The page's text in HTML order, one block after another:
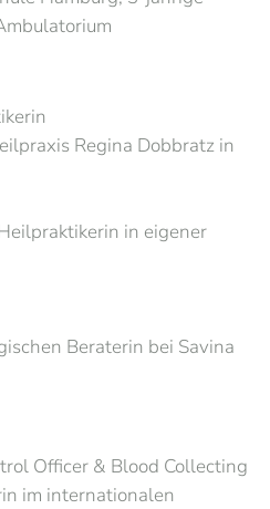
Regina Dobbratz in
in eigener
Beraterin bei Savina
Officer & Blood Collecting
im internationalen